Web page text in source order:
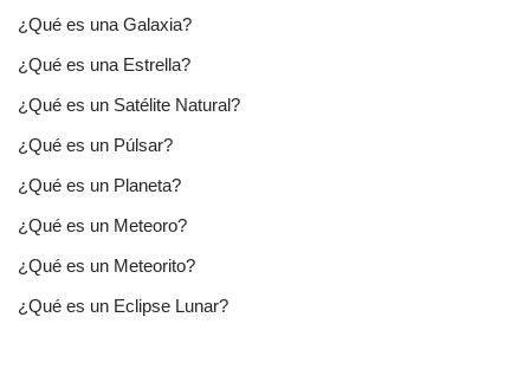
¿Qué es una Galaxia?
¿Qué es una Estrella?
¿Qué es un Satélite Natural?
¿Qué es un Púlsar?
¿Qué es un Planeta?
¿Qué es un Meteoro?
¿Qué es un Meteorito?
¿Qué es un Eclipse Lunar?